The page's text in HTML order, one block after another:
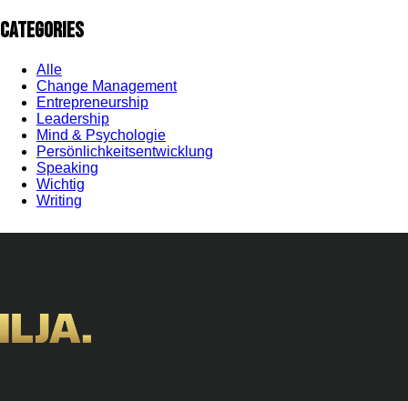
Categories
Alle
Change Management
Entrepreneurship
Leadership
Mind & Psychologie
Persönlichkeitsentwicklung
Speaking
Wichtig
Writing